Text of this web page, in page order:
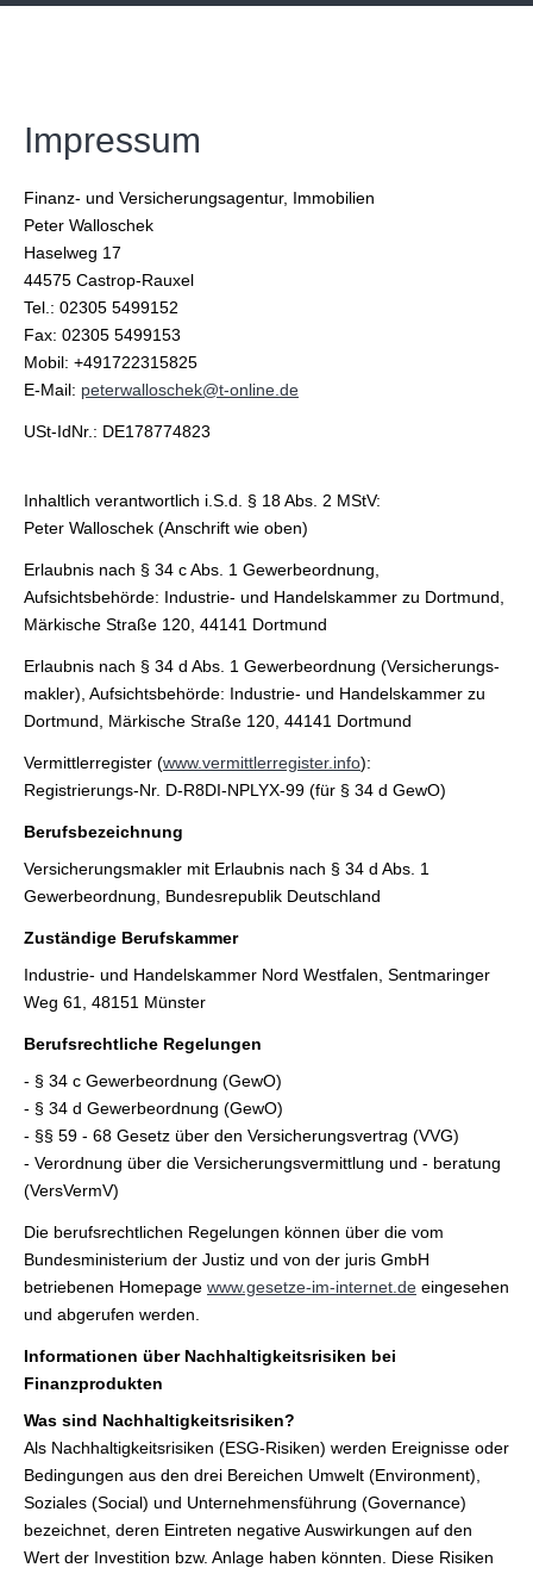
Impressum
Finanz- und Versicherungsagentur, Immobilien
Peter Walloschek
Haselweg 17
44575 Castrop-Rauxel
Tel.: 02305 5499152
Fax: 02305 5499153
Mobil: +491722315825
E-Mail: peterwalloschek@t-online.de
USt-IdNr.: DE178774823
Inhaltlich verantwortlich i.S.d. § 18 Abs. 2 MStV:
Peter Walloschek (Anschrift wie oben)
Erlaubnis nach § 34 c Abs. 1 Gewerbeordnung,
Aufsichtsbehörde: Industrie- und Handelskammer zu Dortmund,
Märkische Straße 120, 44141 Dortmund
Erlaubnis nach § 34 d Abs. 1 Gewerbeordnung (Ver­sicherungs­
makler), Aufsichtsbehörde: Industrie- und Handelskammer zu
Dortmund, Märkische Straße 120, 44141 Dortmund
Vermittlerregister (www.vermittlerregister.info):
Registrierungs-Nr. D-R8DI-NPLYX-99 (für § 34 d GewO)
Berufsbezeichnung
Ver­sicherungs­makler mit Erlaubnis nach § 34 d Abs. 1
Gewerbeordnung, Bundesrepublik Deutschland
Zuständige Berufskammer
Industrie- und Handelskammer Nord Westfalen, Sentmaringer
Weg 61, 48151 Münster
Berufsrechtliche Regelungen
- § 34 c Gewerbeordnung (GewO)
- § 34 d Gewerbeordnung (GewO)
- §§ 59 - 68 Gesetz über den Versicherungsvertrag (VVG)
- Verordnung über die Versicherungsvermittlung und - beratung
(VersVermV)
Die berufsrechtlichen Regelungen können über die vom
Bundesministerium der Justiz und von der juris GmbH
betriebenen Homepage www.gesetze-im-internet.de eingesehen
und abgerufen werden.
Informationen über Nachhaltigkeitsrisiken bei
Finanzprodukten
Was sind Nachhaltigkeitsrisiken?
Als Nachhaltigkeitsrisiken (ESG-Risiken) werden Ereignisse oder
Bedingungen aus den drei Bereichen Umwelt (Environment),
Soziales (Social) und Unternehmensführung (Governance)
bezeichnet, deren Eintreten negative Auswirkungen auf den
Wert der Investition bzw. Anlage haben könnten. Diese Risiken